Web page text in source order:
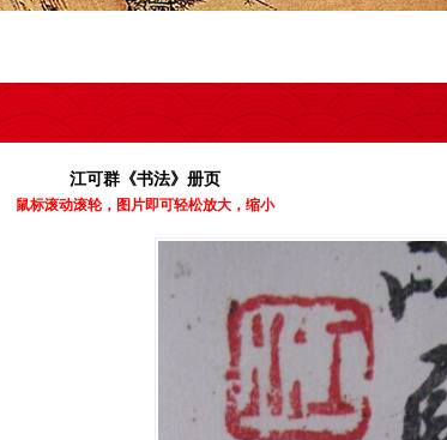
江可群《书法》册页
鼠标滚动滚轮，图片即可轻松放大，缩小